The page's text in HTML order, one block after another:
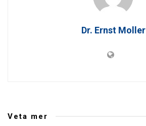
Dr. Ernst Moller
Veta mer